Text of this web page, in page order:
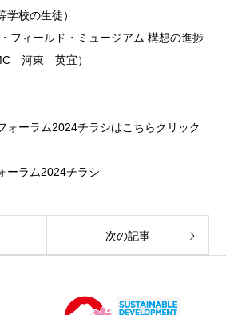
校の生徒）
フィールド・ミュージアム 構想の進捗
河東 英宜）
ォーラム2024チラシはこちらクリック
ーラム2024チラシ
次の記事